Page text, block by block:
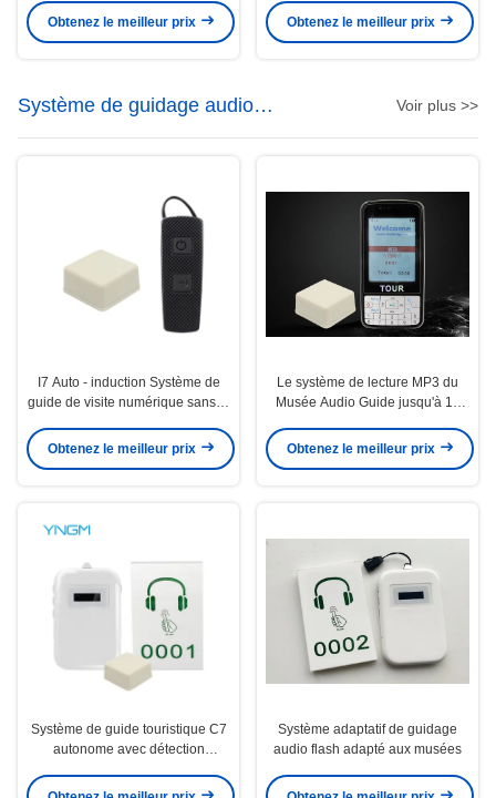
églises, lecteur de guide audio
Obtenez le meilleur prix Obtenez le meilleur prix
Système de guidage audio
automatique
Voir plus >>
I7 Auto - induction Système de
guide de visite numérique sans fil
Obtenez le meilleur prix
Le système de lecture MP3 du
Musée Audio Guide jusqu'à 10
Obtenez le meilleur prix
Système de guide touristique C7
autonome avec détection
NFC à double fonction
Système adaptatif de guidage
audio flash adapté aux musées